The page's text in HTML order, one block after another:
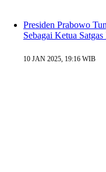
Presiden Prabowo
Sebagai Ketua
10 JAN 2025, 19:16 WIB